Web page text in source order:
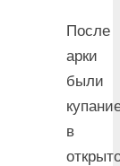
После
арки
были
в